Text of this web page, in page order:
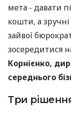
мета - давати
кошти, а
зайвої
зосередитися
Корнієнко,
середнього
Три